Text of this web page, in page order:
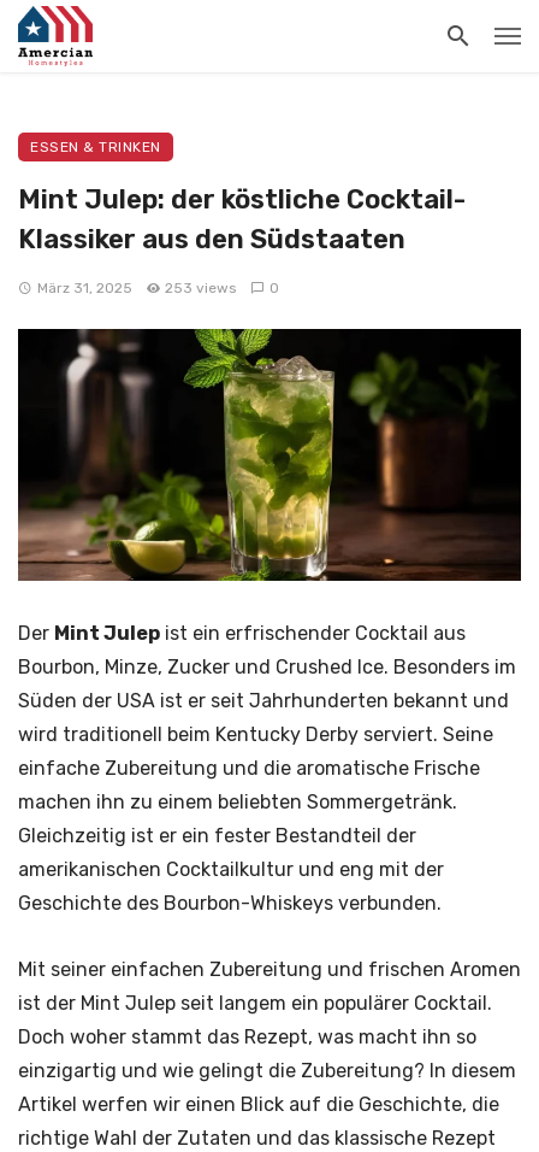
ESSEN & TRINKEN
Mint Julep: der köstliche Cocktail-
Klassiker aus den Südstaaten
März 31, 2025 253 views 0
Der Mint Julep ist ein erfrischender Cocktail aus
Bourbon, Minze, Zucker und Crushed Ice. Besonders im
Süden der USA ist er seit Jahrhunderten bekannt und
wird traditionell beim Kentucky Derby serviert. Seine
einfache Zubereitung und die aromatische Frische
machen ihn zu einem beliebten Sommergetränk.
Gleichzeitig ist er ein fester Bestandteil der
amerikanischen Cocktailkultur und eng mit der
Geschichte des Bourbon-Whiskeys verbunden.
Mit seiner einfachen Zubereitung und frischen Aromen
ist der Mint Julep seit langem ein populärer Cocktail.
Doch woher stammt das Rezept, was macht ihn so
einzigartig und wie gelingt die Zubereitung? In diesem
Artikel werfen wir einen Blick auf die Geschichte, die
richtige Wahl der Zutaten und das klassische Rezept